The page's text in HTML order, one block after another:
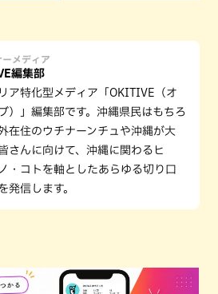
ーメディア
編集部
ア特化型メディア「OKITIVE（オ
）」編集部です。沖縄県民はもちろ
在住のウチナーンチュや沖縄が大
さんに向けて、沖縄に関わるヒ
・コトを軸としたあらゆる切り口
発信します。